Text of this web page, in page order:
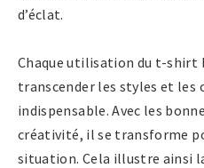
d’éclat.
Chaque utilisation du t-shirt
transcender les styles et les
indispensable. Avec les
créativité, il se transforme
situation. Cela illustre ainsi